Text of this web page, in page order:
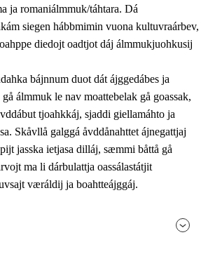
ja romaniálmmuk/táhtara. Dá
siegen hábbmimin vuona kultuvraárbev,
diedojt oadtjot dáj álmmukjuohkusij
bájnnum duot dát ájggedábes ja
álmmuk le nav moattebelak gå goassak,
tjoahkkáj, sjaddi giellamáhto ja
Skåvllå galggá åvddånahttet ájnegattjaj
jasska ietjasa dilláj, sæmmi båttå gå
ma li dárbulattja oassálastátjit
væráldij ja boahtteájggáj.